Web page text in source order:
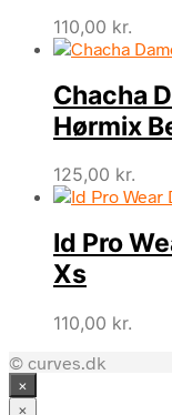
110,00 kr.
Chacha
Hørmix
125,00 kr.
Id Pro
Xs
110,00 kr.
© curves.dk
×
×